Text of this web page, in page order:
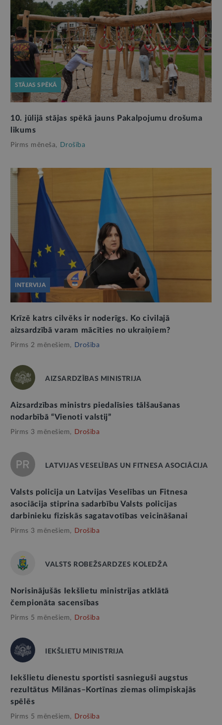
STĀJAS SPĒKĀ
10. jūlijā stājas spēkā jauns Pakalpojumu drošuma
likums
Pirms mēneša, Drošība
INTERVIJA
Krīzē katrs cilvēks ir noderīgs. Ko civilajā
aizsardzībā varam mācīties no ukraiņiem?
Pirms 2 mēnešiem, Drošība
AIZSARDZĪBAS MINISTRIJA
Aizsardzības ministrs piedalīsies tālšaušanas
nodarbībā “Vienoti valstij”
Pirms 3 mēnešiem, Drošība
LATVIJAS VESELĪBAS UN FITNESA ASOCIĀCIJA
Valsts policija un Latvijas Veselības un Fitnesa
asociācija stiprina sadarbību Valsts policijas
darbinieku fiziskās sagatavotības veicināšanai
Pirms 3 mēnešiem, Drošība
VALSTS ROBEŽSARDZES KOLEDŽA
Norisinājušās Iekšlietu ministrijas atklātā
čempionāta sacensības
Pirms 5 mēnešiem, Drošība
IEKŠLIETU MINISTRIJA
Iekšlietu dienestu sportisti sasnieguši augstus
rezultātus Milānas–Kortīnas ziemas olimpiskajās
spēlēs
Pirms 5 mēnešiem, Drošība